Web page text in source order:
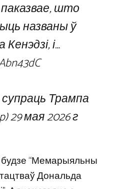
што
названы ў
і…
Трампа
29 мая 2026 г
будзе “Мемарыяльны
Дональда